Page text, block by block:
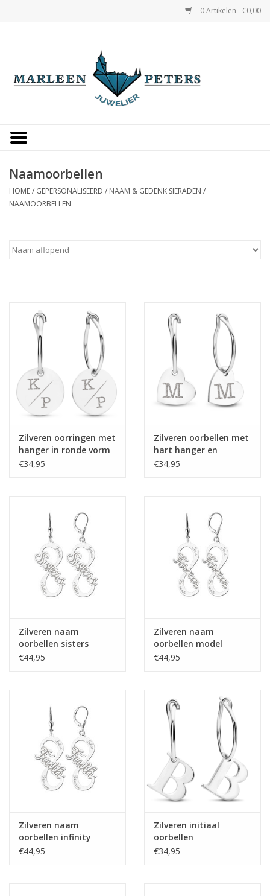
0 Artikelen - €0,00
Occasions
Cadeaukaarten
Naamoorbellen
HOME/ GEPERSONALISEERD / NAAM & GEDENK SIERADEN /
NAAMOORBELLEN
Zilveren oorringen met
hanger in ronde vorm
en initialen
€34,95
Zilveren oorbellen met
hart hanger en
initialen
€34,95
Zilveren naam
oorbellen sisters
infinity
€44,95
Zilveren naam
oorbellen model
forever infinity
€44,95
Zilveren naam
oorbellen infinity
€44,95
Zilveren initiaal
oorbellen
€34,95